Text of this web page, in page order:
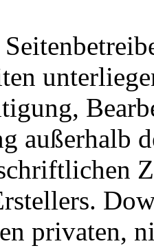
außerhalb
privaten,